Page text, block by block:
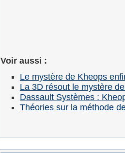
Voir aussi :
Le mystère de Kheops
La 3D résout le mystère
Dassault Systèmes :
Théories sur la méthode